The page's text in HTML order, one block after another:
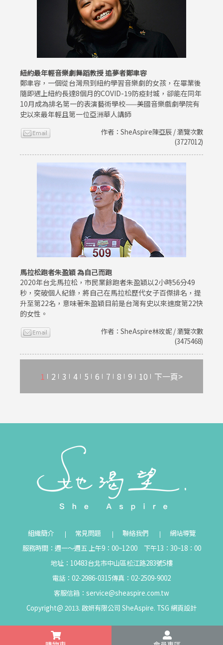
紐約最年輕音樂劇舞蹈教授 追夢者鄭聿容
鄭聿容，一個從台灣飛到紐約學習音樂劇的女孩，在畢業後
隨即遇上紐約長達8個月的COVID-19防疫封城，卻能在同年
10月成為排名第一的表演藝術學校——美國音樂戲劇學院有
史以來最年輕且第一位亞洲華人講師
作者：SheAspire陳亞辰 / 瀏覽次數
(3727012)
馬拉松跑者朱盈穎 為自己而跑
2020年台北馬拉松，市民業餘跑者朱盈穎以2小時56分49
秒，突破個人紀錄，將自己在馬拉松歷代女子百傑排名，提
升至第22名，意味著朱盈穎目前是台灣有史以來速度第22快
的女性。
作者：SheAspire林玫妮 / 瀏覽次數
(3475468)
1 2 3 4 5 6 7 8 9 10 下一頁>
組織簡介 常見問題 聯絡我們
網站導覽
服務時間：週一～週五 上午9：00~12:00 下午13：30~18：00
地址：10483台北市中山區松江路283號5樓
電話：02-2986-0315傳真：02-2509-9002
客服信箱： service@sheaspire.com.tw
Copyright@ 2013. 啟妍有限公司 SheAspire. TSG 網頁設計